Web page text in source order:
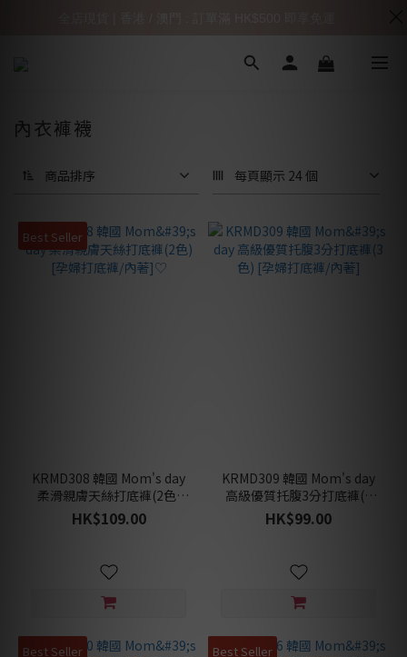
內衣褲襪
商品排序 每頁顯示 24 個
Best Seller
KRMD308 韓國 Mom's day
柔滑親膚天絲打底褲(2色)
[孕婦打底褲/內著]♡
HK$109.00
KRMD309 韓國 Mom's day
高級優質托腹3分打底褲(3
色) [孕婦打底褲/內著]
HK$99.00
Best Seller Best Seller